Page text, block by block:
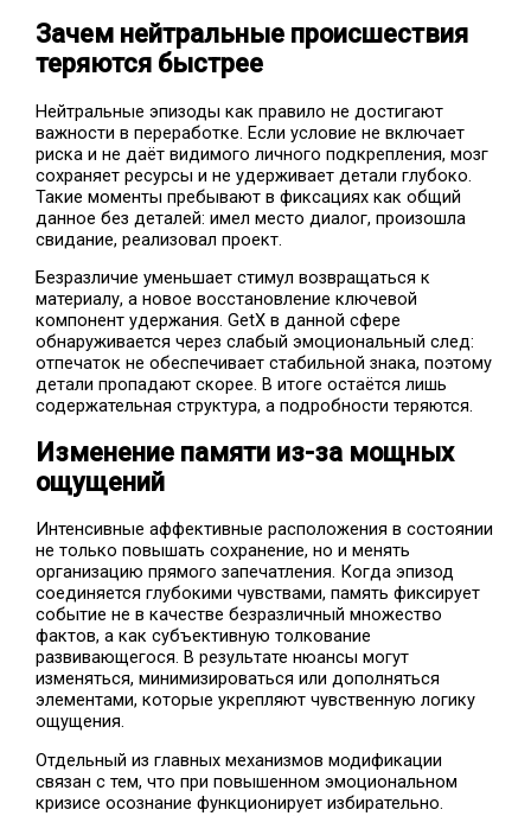
Зачем нейтральные происшествия
теряются быстрее
Нейтральные эпизоды как правило не достигают
важности в переработке. Если условие не включает
риска и не даёт видимого личного подкрепления, мозг
сохраняет ресурсы и не удерживает детали глубоко.
Такие моменты пребывают в фиксациях как общий
данное без деталей: имел место диалог, произошла
свидание, реализовал проект.
Безразличие уменьшает стимул возвращаться к
материалу, а новое восстановление ключевой
компонент удержания. GetX в данной сфере
обнаруживается через слабый эмоциональный след:
отпечаток не обеспечивает стабильной знака, поэтому
детали пропадают скорее. В итоге остаётся лишь
содержательная структура, а подробности теряются.
Изменение памяти из-за мощных
ощущений
Интенсивные аффективные расположения в состоянии
не только повышать сохранение, но и менять
организацию прямого запечатления. Когда эпизод
соединяется глубокими чувствами, память фиксирует
событие не в качестве безразличный множество
фактов, а как субъективную толкование
развивающегося. В результате нюансы могут
изменяться, минимизироваться или дополняться
элементами, которые укрепляют чувственную логику
ощущения.
Отдельный из главных механизмов модификации
связан с тем, что при повышенном эмоциональном
кризисе осознание функционирует избирательно.